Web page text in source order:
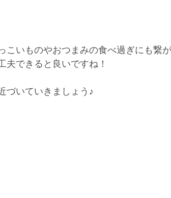
いものやおつまみの食べ過ぎにも繋
できると良いですね！
づいていきましょう♪